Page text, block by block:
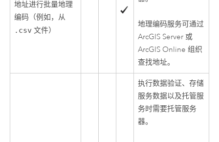
地址进行批量地理
编码（例如，从
.csv 文件）
地理编码服务可通过
ArcGIS Server 或
ArcGIS Online 组织
查找地址。
执行数据验证、存储
服务数据以及托管服
务时需要托管服务
器。